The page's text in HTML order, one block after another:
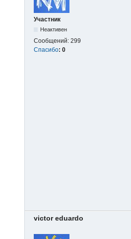
Участник
Неактивен
Сообщений: 299
Спасибо: 0
victor eduardo